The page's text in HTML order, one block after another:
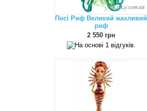
Посі Риф Великий жахливий
риф
2 550 грн